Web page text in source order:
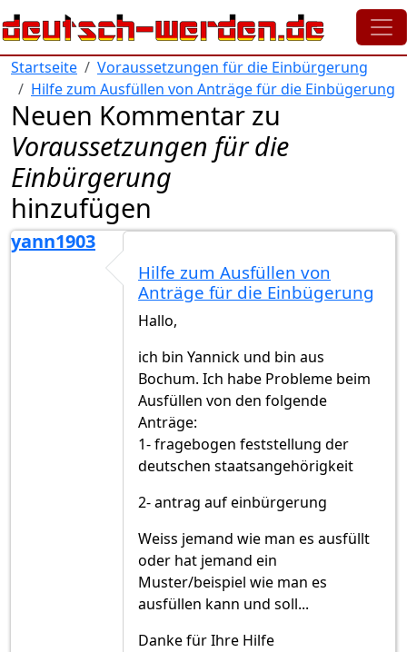
Direkt zum Inhalt
Startseite
Voraussetzungen für die Einbürgerung
Hilfe zum Ausfüllen von Anträge für die Einbügerung
Neuen Kommentar zu
Voraussetzungen für die
Einbürgerung
hinzufügen
yann1903
Hilfe zum Ausfüllen von
Anträge für die Einbügerung
Hallo,
ich bin Yannick und bin aus
Bochum. Ich habe Probleme beim
Ausfüllen von den folgende
Anträge:
1- fragebogen feststellung der
deutschen staatsangehörigkeit
2- antrag auf einbürgerung
Weiss jemand wie man es ausfüllt
oder hat jemand ein
Muster/beispiel wie man es
ausfüllen kann und soll...
Danke für Ihre Hilfe